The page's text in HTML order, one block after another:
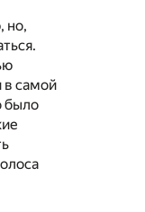
но,
в самой
было